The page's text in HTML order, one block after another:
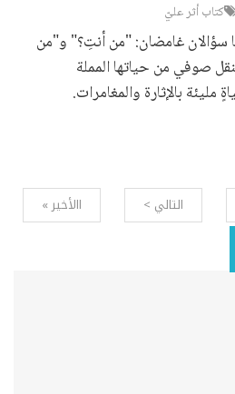
كتاب أثر عليّ
غامضان: "من أنتِ؟" و"من
صوفي من حياتها المملة
مليئة بالإثارة والمغامرات.
التالي > االأخير »